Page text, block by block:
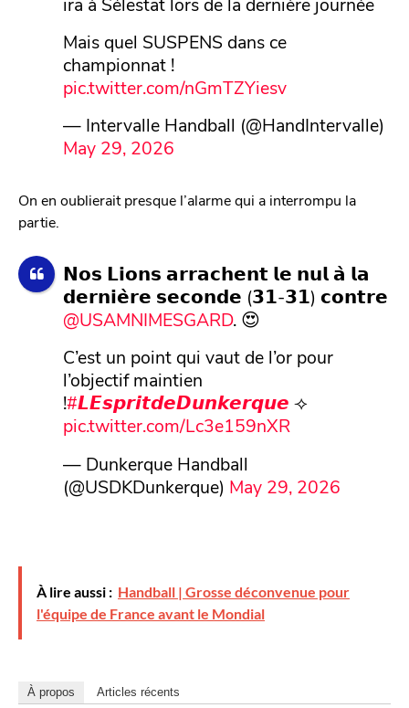
Mais quel SUSPENS dans ce
championnat !
pic.twitter.com/nGmTZYiesv
— Intervalle Handball (@HandIntervalle)
May 29, 2026
On en oublierait presque l’alarme qui a interrompu la
partie.
𝗡𝗼𝘀 𝗟𝗶𝗼𝗻𝘀 𝗮𝗿𝗿𝗮𝗰𝗵𝗲𝗻𝘁 𝗹𝗲 𝗻𝘂𝗹 𝗮̀ 𝗹𝗮
𝗱𝗲𝗿𝗻𝗶𝗲̀𝗿𝗲 𝘀𝗲𝗰𝗼𝗻𝗱𝗲 (𝟯𝟭-𝟯𝟭) 𝗰𝗼𝗻𝘁𝗿𝗲
@USAMNIMESGARD. 😍
C’est un point qui vaut de l’or pour
l’objectif maintien
!#𝙇𝙀𝙨𝙥𝙧𝙞𝙩𝙙𝙚𝘿𝙪𝙣𝙠𝙚𝙧𝙦𝙪𝙚 ⟢
pic.twitter.com/Lc3e159nXR
— Dunkerque Handball
(@USDKDunkerque) May 29, 2026
À lire aussi : Handball | Grosse déconvenue pour
l'équipe de France avant le Mondial
À propos Articles récents